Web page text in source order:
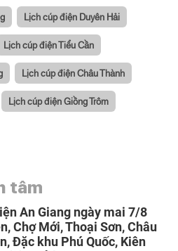
Lịch cúp điện Duyên Hải
Lịch cúp điện Tiểu Cần
Lịch cúp điện Châu Thành
Lịch cúp điện Giồng Trôm
tâm
An Giang ngày mai 7/8
Chợ Mới, Thoại Sơn, Châu
Đặc khu Phú Quốc, Kiên